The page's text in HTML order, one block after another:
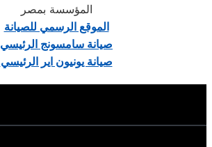
المؤسسة بمصر
الموقع الرسمي للصيانة
صيانة سامسونج الرئيسي
صيانة يونيون اير الرئيسي